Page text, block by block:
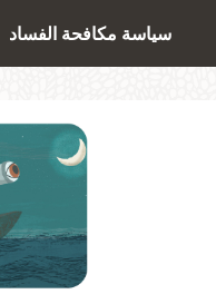
سياسة مكافحة الفساد